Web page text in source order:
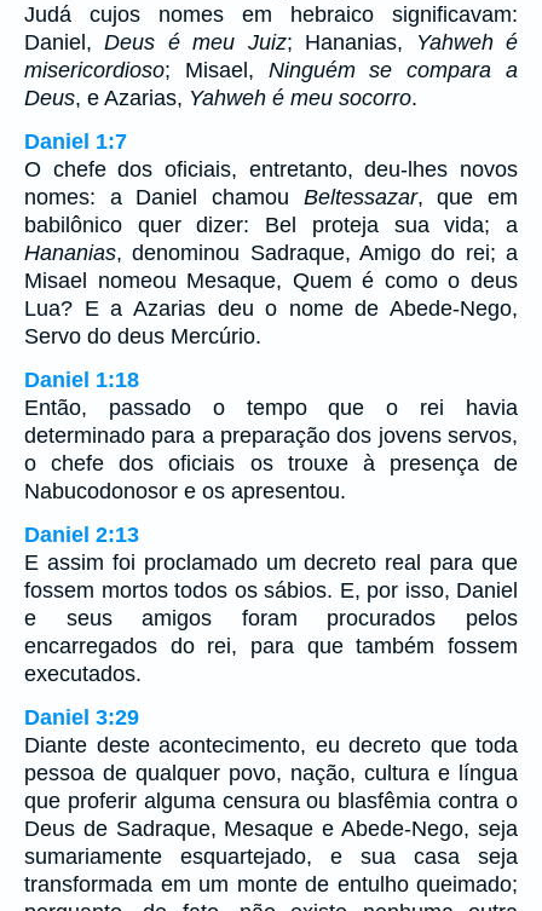
Judá cujos nomes em hebraico significavam:
Daniel,Deus é meu Juiz; Hananias,
Yahweh é
misericordioso; Misael, Ninguém se compara a
Deus, e Azarias, Yahweh é meu socorro.
Daniel 1:7
O chefe dos oficiais, entretanto, deu-lhes novos
nomes: a Daniel chamou Beltessazar, que em
babilônico quer dizer: Bel proteja sua vida; a
Hananias, denominou Sadraque, Amigo do rei; a
Misael nomeou Mesaque, Quem é como o deus
Lua? E a Azarias deu o nome de Abede-Nego,
Servo do deus Mercúrio.
Daniel 1:18
Então, passado o tempo que o rei havia
determinado para a preparação dos jovens servos,
o chefe dos oficiais os trouxe à presença de
Nabucodonosor e os apresentou.
Daniel 2:13
E assim foi proclamado um decreto real para que
fossem mortos todos os sábios. E, por isso, Daniel
e seus amigos foram procurados pelos
encarregados do rei, para que também fossem
executados.
Daniel 3:29
Diante deste acontecimento, eu decreto que toda
pessoa de qualquer povo, nação, cultura e língua
que proferir alguma censura ou blasfêmia contra o
Deus de Sadraque, Mesaque e Abede-Nego, seja
sumariamente esquartejado, e sua casa seja
transformada em um monte de entulho queimado;